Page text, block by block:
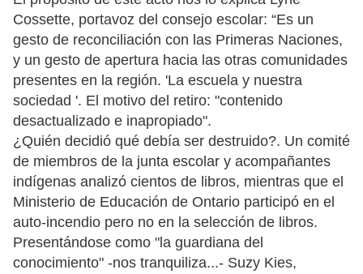
Cossette, portavoz del consejo escolar: “Es un
gesto de reconciliación con las Primeras Naciones,
y un gesto de apertura hacia las otras comunidades
presentes en la región. 'La escuela y nuestra
sociedad '. El motivo del retiro: "contenido
desactualizado e inapropiado".
¿Quién decidió qué debía ser destruido?. Un comité
de miembros de la junta escolar y acompañantes
indígenas analizó cientos de libros, mientras que el
Ministerio de Educación de Ontario participó en el
auto-incendio pero no en la selección de libros.
Presentándose como "la guardiana del
conocimiento" -nos tranquiliza...- Suzy Kies,